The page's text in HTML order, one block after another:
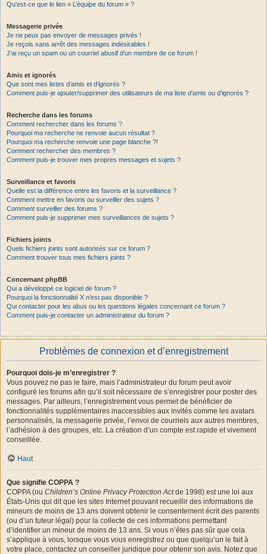
Qu’est-ce que le lien « L’équipe du forum » ?
Messagerie privée
Je ne peux pas envoyer de messages privés !
Je reçois sans arrêt des messages indésirables !
J’ai reçu un spam ou un courriel abusif d’un membre de ce forum !
Amis et ignorés
Que sont mes listes d’amis et d’ignorés ?
Comment puis-je ajouter/supprimer des utilisateurs de ma liste d’amis ou d’ignorés ?
Recherche dans les forums
Comment rechercher dans les forums ?
Pourquoi ma recherche ne renvoie aucun résultat ?
Pourquoi ma recherche renvoie une page blanche ?!
Comment rechercher des membres ?
Comment puis-je trouver mes propres messages et sujets ?
Surveillance et favoris
Quelle est la différence entre les favoris et la surveillance ?
Comment mettre en favoris ou surveiller des sujets ?
Comment surveiller des forums ?
Comment puis-je supprimer mes surveillances de sujets ?
Fichiers joints
Quels fichiers joints sont autorisés sur ce forum ?
Comment trouver tous mes fichiers joints ?
Concernant phpBB
Qui a développé ce logiciel de forum ?
Pourquoi la fonctionnalité X n’est pas disponible ?
Qui contacter pour les abus ou les questions légales concernant ce forum ?
Comment puis-je contacter un administrateur du forum ?
Problèmes de connexion et d’enregistrement
Pourquoi dois-je m’enregistrer ?
Vous pouvez ne pas le faire, mais l’administrateur du forum peut avoir
configuré les forums afin qu’il soit nécessaire de s’enregistrer pour poster des
messages. Par ailleurs, l’enregistrement vous permet de bénéficier de
fonctionnalités supplémentaires inaccessibles aux invités comme les avatars
personnalisés, la messagerie privée, l’envoi de courriels aux autres membres,
l’adhésion à des groupes, etc. La création d’un compte est rapide et vivement
conseillée.
Haut
Que signifie COPPA ?
COPPA (ou Children’s Online Privacy Protection Actde 1998) est une loi aux
États-Unis qui dit que les sites Internet pouvant recueillir des informations de
mineurs de moins de 13 ans doivent obtenir le consentement écrit des parents
(ou d’un tuteur légal) pour la collecte de ces informations permettant
d’identifier un mineur de moins de 13 ans. Si vous n’êtes pas sûr que cela
s’applique à vous, lorsque vous vous enregistrez ou que quelqu’un le fait à
votre place, contactez un conseiller juridique pour obtenir son avis. Notez que